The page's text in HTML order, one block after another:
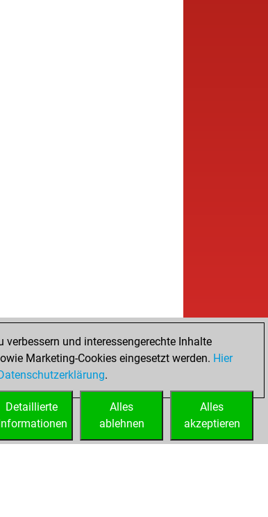
und interessengerechte Inhalte
Marketing-Cookies eingesetzt werden. Hier
.
Alles
akzeptieren
Alles
ablehnen
Detaillierte